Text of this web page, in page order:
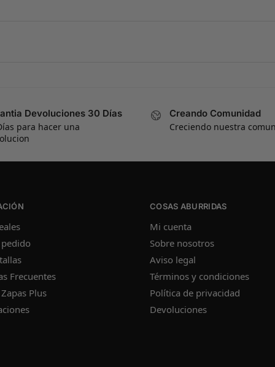
Devoluciones 30 Días
para hacer una
Creando Comunidad
Creciendo nuestra
Frecuentes
Plus
COSAS ABURRIDAS
Mi cuenta
Sobre nosotros
Aviso legal
Términos y condiciones
Política de privacidad
Devoluciones